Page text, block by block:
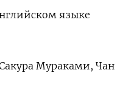
языке
Мураками, Чан